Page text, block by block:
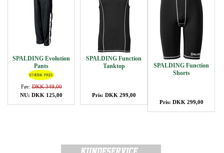
SPALDING Evolution
Pants
Før:DKK 349,00
NU: DKK 125,00
SPALDING Function
Tanktop
Pris: DKK 299,00
SPALDING Function
Shorts
Pris: DKK 299,00